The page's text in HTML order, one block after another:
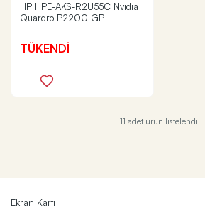
HP HPE-AKS-R2U55C Nvidia
Quardro P2200 GP
TÜKENDİ
11 adet ürün listelendi
Ekran Kartı